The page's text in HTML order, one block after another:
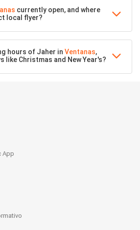
currently open, and where
local flyer?
hours of Jaher in Ventanas,
like Christmas and New Year's?
App